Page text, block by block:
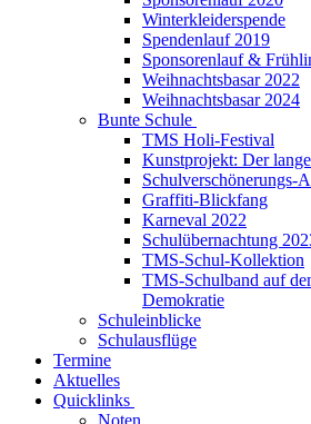
Winterkleiderspende
Spendenlauf 2019
Sponsorenlauf &
Weihnachtsbasar 2022
Weihnachtsbasar 2024
Bunte Schule
TMS Holi-Festival
Kunstprojekt: Der
Schulverschönerungs-
Graffiti-Blickfang
Karneval 2022
Schulübernachtung
TMS-Schul-Kollektion
TMS-Schulband auf
Demokratie
Schuleinblicke
Schulausflüge
Termine
Aktuelles
Quicklinks
Noten